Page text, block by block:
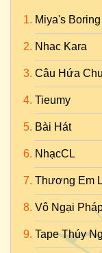
Miya's
Nhac Kara
Câu Hứa
Tieumy
Bài Hát
NhạcCL
Thương Em
Vô Ngại
Tape Thúy